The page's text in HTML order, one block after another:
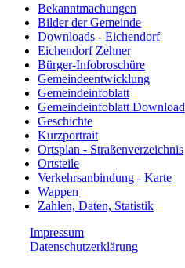
Bekanntmachungen
Bilder der Gemeinde
Downloads - Eichendorf
Eichendorf Zehner
Bürger-Infobroschüre
Gemeindeentwicklung
Gemeindeinfoblatt
Gemeindeinfoblatt Download
Geschichte
Kurzportrait
Ortsplan - Straßenverzeichnis
Ortsteile
Verkehrsanbindung - Karte
Wappen
Zahlen, Daten, Statistik
Impressum
Datenschutzerklärung